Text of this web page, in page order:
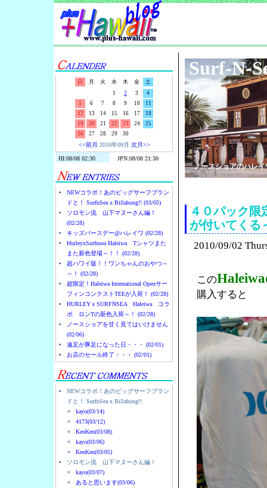
日 月 火 水 木 金
土
1
2 3
4
5
6 7 8 9 10
11
12
13 14 15 16 17
18
19
20 21 22 23 24
25
26
27 28 29 30
<<前月 2010年09月 次月>>
NEWコラボ！あのビッグサーフブラン
ドと！ SurfnSea x Billabong!! (03/05)
ソロモン流 山下マヌーさん編！
(02/28)
キッズバースデー@ハレイワ (02/28)
HurleyxSurfnsea Haleiwa Tシャツまた
また新色登場～！！ (02/28)
超ハワイ版！！ワンちゃんのおやつ～
～！ (02/28)
超限定！Haleiwa International Openサー
フィンコンテストTEEが入荷！ (02/28)
HURLEYｘSURFNSEA Haleiwa コラ
ボ ロンTの新色入荷～！ (02/28)
ノースショアを甘く見てはいけません
(02/06)
遠足が豚足になった日・・・ (02/01)
お店のセール終了・・・ (02/01)
NEWコラボ！あのビッグサーフブラン
ドと！ SurfnSea x Billabong!!
kayo(03/14)
4173(03/12)
KenKen(03/08)
kayo(03/06)
KenKen(03/05)
ソロモン流 山下マヌーさん編！
kayo(03/07)
あると思います(03/06)
Surf-N-
ノースショアのハレ
４０パック
が付いてくる
2010/09/02
この
購入すると